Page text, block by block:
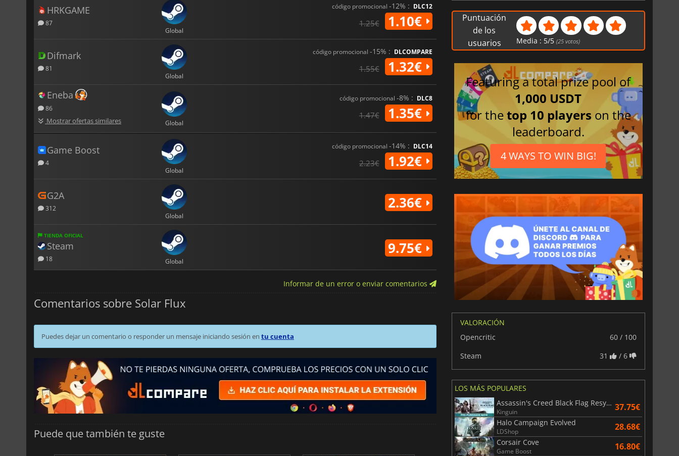
HRKGAME
87
Global
código promocional -12% : DLC12
1.25€ 1.10€
Difmark
81
Global
código promocional -15% : DLCOMPARE
1.55€ 1.32€
Eneba
86
Mostrar ofertas similares Global
código promocional -8% : DLC8
1.47€ 1.35€
Game Boost
4
Global
código promocional -14% : DLC14
2.23€ 1.92€
G2A
312
Global
2.36€
TIENDA OFICIAL
Steam
18 Global
9.75€
Informar de un error o enviar comentarios
Comentarios sobre Solar Flux
Puedes dejar un comentario o responder un mensaje iniciando sesión en tu cuenta
Puede que también te guste
Puntuación
de los
usuarios
Media : 5/5 (25 votos)
Featuring a total prize pool of
1,000 USDT
for thetop 10 players on the
leaderboard.
4 WAYS TO WIN BIG!
VALORACIÓN
Opencritic
60 / 100
Steam
31 / 6
LOS MÁS POPULARES
Assassin's Creed Black Flag Resynced
Kinguin 37.75€
Halo Campaign Evolved
LDShop 28.68€
Corsair Cove
Game Boost 16.80€